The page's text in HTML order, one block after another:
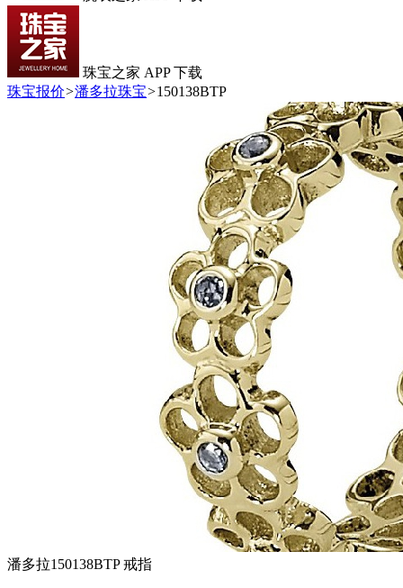
珠宝之家 APP 下载
珠宝报价>潘多拉珠宝>150138BTP
潘多拉150138BTP 戒指